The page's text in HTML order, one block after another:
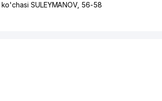
,ko'chasi SULEYMANOV, 56-58